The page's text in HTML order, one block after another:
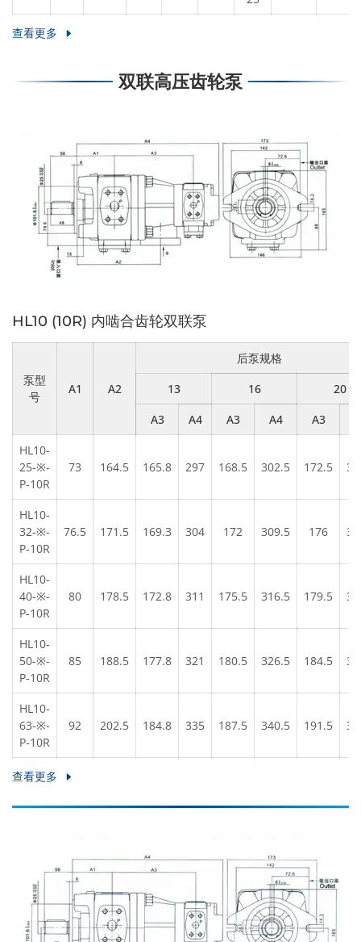
查看更多
双联高压齿轮泵
HL10 (10R) 内啮合齿轮双联泵
泵型
号
A1 A2
后泵规格
13
16
20
A3
A4 A3 A4 A3
HL10-
25-※-
P-10R
73 164.5 165.8 297 168.5 302.5 172.5
HL10-
32-※-
P-10R
76.5 171.5 169.3 304 172 309.5 176
HL10-
40-※-
P-10R
80 178.5 172.8 311 175.5 316.5 179.5
HL10-
50-※-
P-10R
85 188.5 177.8 321 180.5 326.5 184.5
HL10-
63-※-
P-10R
92 202.5 184.8 335 187.5 340.5 191.5
查看更多